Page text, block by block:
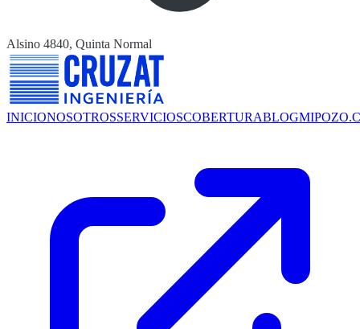
Alsino 4840, Quinta Normal
INICIONOSOTROSSERVICIOSCOBERTURABLOG